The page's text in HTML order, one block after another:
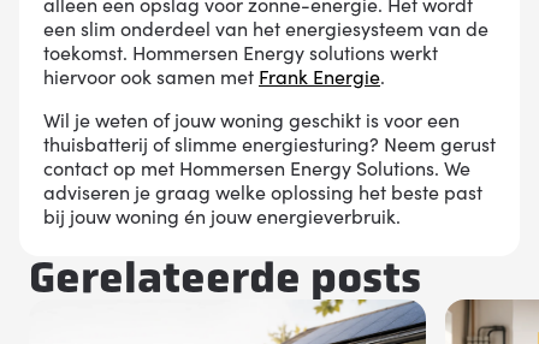
een slim onderdeel van het energiesysteem van de
toekomst. Hommersen Energy solutions werkt
hiervoor ook samen met Frank Energie.
Wil je weten of jouw woning geschikt is voor een
thuisbatterij of slimme energiesturing? Neem gerust
contact op met Hommersen Energy Solutions. We
adviseren je graag welke oplossing het beste past
bij jouw woning én jouw energieverbruik.
Gerelateerde posts